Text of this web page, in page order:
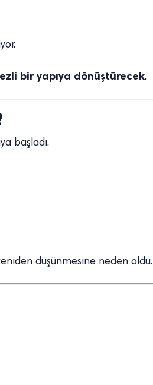
bir yapıya dönüştürecek.
başladı.
düşünmesine neden oldu.